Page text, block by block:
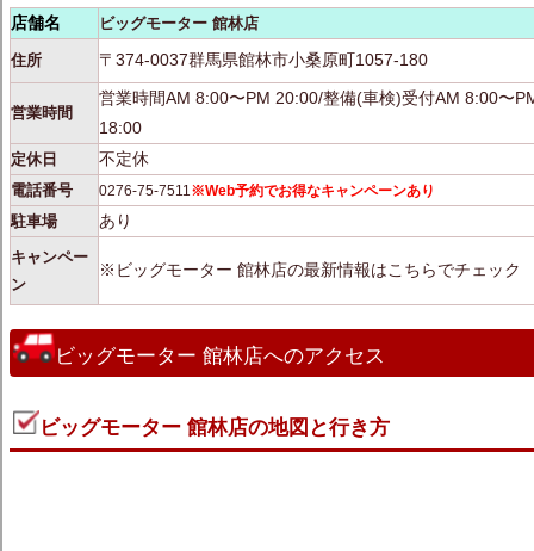
店舗名 ビッグモーター 館林店
住所 〒374-0037群馬県館林市小桑原町1057-180
営業時間
営業時間AM 8:00〜PM 20:00/整備(車検)受付AM 8:00〜
18:00
定休日 不定休
電話番号 0276-75-7511※Web予約でお得なキャンペーンあり
駐車場 あり
キャンペー
ン
※ビッグモーター 館林店の最新情報はこちらでチェック
ビッグモーター 館林店へのアクセス
ビッグモーター 館林店の地図と行き方